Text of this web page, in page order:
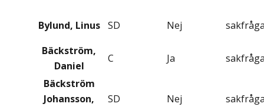
Bylund, Linus SD Nej
Bäckström,
Daniel
C Ja
Bäckström
Johansson,
SD Nej